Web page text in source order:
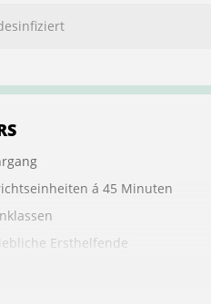
á 45 Minuten
Ersthelfende